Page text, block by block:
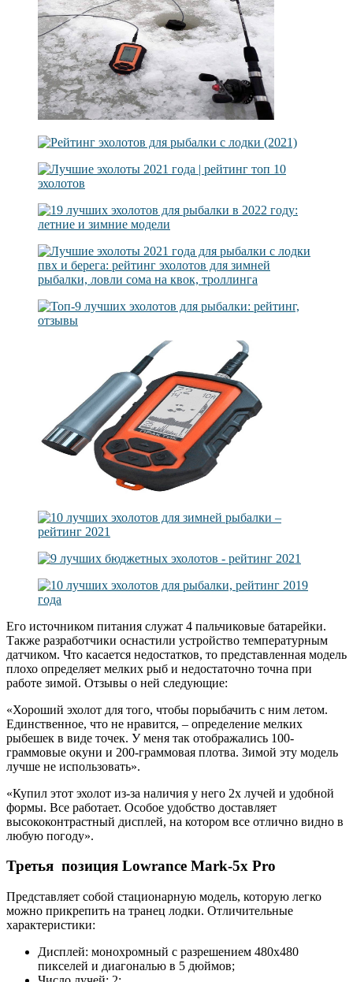
Его источником питания служат 4 пальчиковые батарейки.
Также разработчики оснастили устройство температурным
датчиком. Что касается недостатков, то представленная модель
плохо определяет мелких рыб и недостаточно точна при
работе зимой. Отзывы о ней следующие:
«Хороший эхолот для того, чтобы порыбачить с ним летом.
Единственное, что не нравится, – определение мелких
рыбешек в виде точек. У меня так отображались 100-
граммовые окуни и 200-граммовая плотва. Зимой эту модель
лучше не использовать».
«Купил этот эхолот из-за наличия у него 2х лучей и удобной
формы. Все работает. Особое удобство доставляет
высококонтрастный дисплей, на котором все отлично видно в
любую погоду».
Третья позиция Lowrance Mark-5x Pro
Представляет собой стационарную модель, которую легко
можно прикрепить на транец лодки. Отличительные
характеристики:
Дисплей: монохромный с разрешением 480х480
пикселей и диагональю в 5 дюймов;